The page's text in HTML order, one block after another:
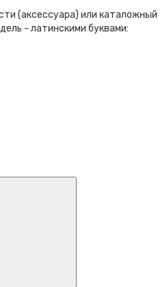
(аксессуара) или каталожный
- латинскими буквами: